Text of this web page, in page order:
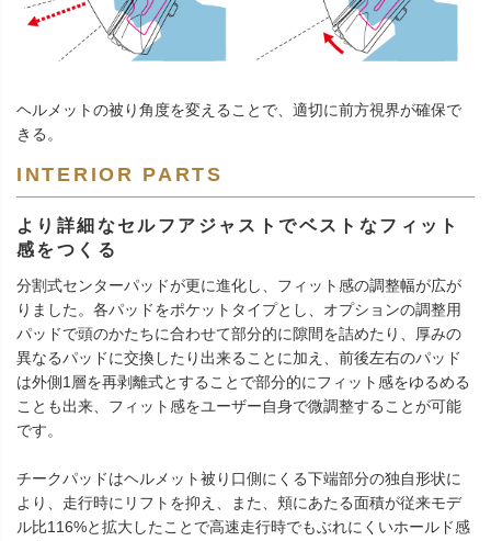
ヘルメットの被り角度を変えることで、適切に前方視界が確保で
きる。
INTERIOR PARTS
より詳細なセルフアジャストでベストなフィット
感をつくる
分割式センターパッドが更に進化し、フィット感の調整幅が広が
りました。各パッドをポケットタイプとし、オプションの調整用
パッドで頭のかたちに合わせて部分的に隙間を詰めたり、厚みの
異なるパッドに交換したり出来ることに加え、前後左右のパッド
は外側1層を再剥離式とすることで部分的にフィット感をゆるめる
ことも出来、フィット感をユーザー自身で微調整することが可能
です。
チークパッドはヘルメット被り口側にくる下端部分の独自形状に
より、走行時にリフトを抑え、また、頬にあたる面積が従来モデ
ル比116%と拡大したことで高速走行時でもぶれにくいホールド感